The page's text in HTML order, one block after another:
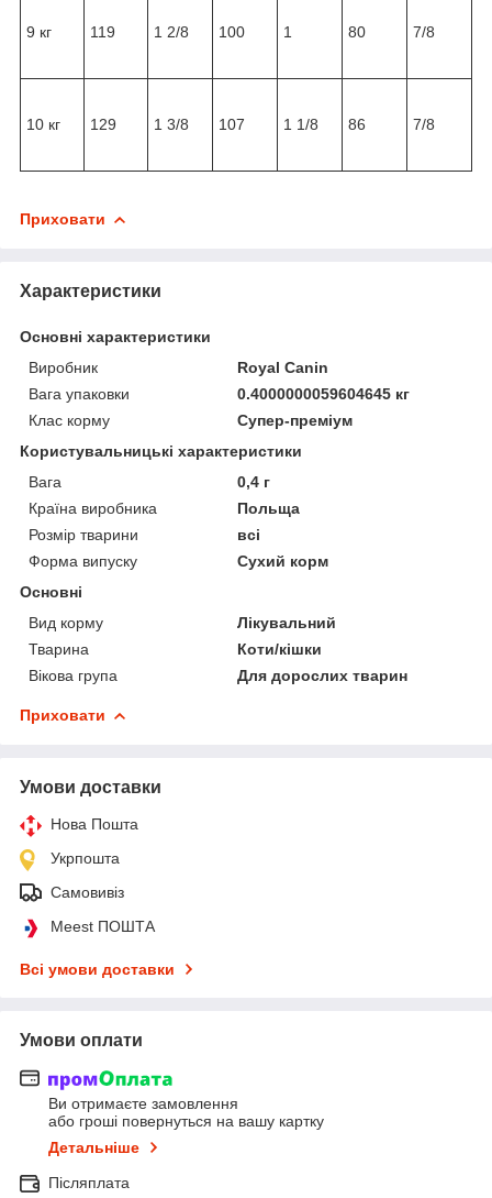
9 кг 119 1 2/8 100 1 80 7/8
10 кг 129 1 3/8 107 1 1/8 86 7/8
Приховати
Характеристики
Основні характеристики
Виробник
Royal Canin
Вага упаковки
0.4000000059604645 кг
Клас корму
Супер-преміум
Користувальницькі характеристики
Вага
0,4 г
Країна виробника
Польща
Розмір тварини
всі
Форма випуску
Сухий корм
Основні
Вид корму
Лікувальний
Тварина
Коти/кішки
Вікова група
Для дорослих тварин
Приховати
Умови доставки
Нова Пошта
Укрпошта
Самовивіз
Meest ПОШТА
Всі умови доставки
Умови оплати
Ви отримаєте замовлення
або гроші повернуться на вашу картку
Детальніше
Післяплата